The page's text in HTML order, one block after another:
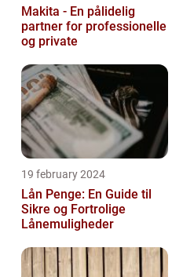
Makita - En pålidelig
partner for professionelle
og private
19 february 2024
Lån Penge: En Guide til
Sikre og Fortrolige
Lånemuligheder